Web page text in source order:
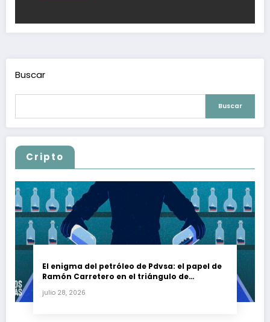
Buscar
Buscar
Cripto
El enigma del petróleo de Pdvsa: el papel de
Ramón Carretero en el triángulo de
julio 28, 2026